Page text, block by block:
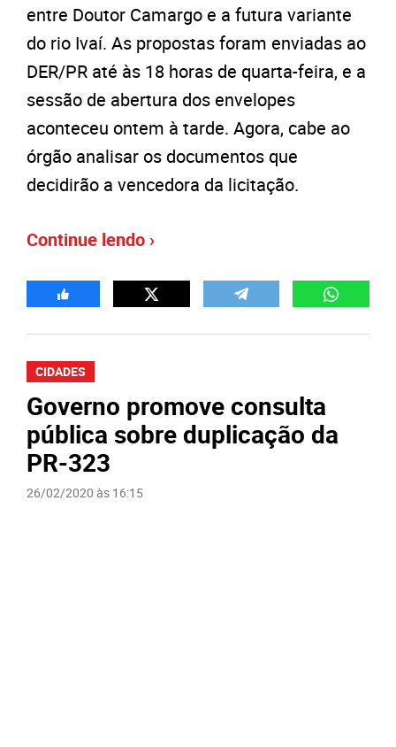
entre Doutor Camargo e a futura variante
do rio Ivaí. As propostas foram enviadas ao
DER/PR até às 18 horas de quarta-feira, e a
sessão de abertura dos envelopes
aconteceu ontem à tarde. Agora, cabe ao
órgão analisar os documentos que
decidirão a vencedora da licitação.
Continue lendo ›
CIDADES
Governo promove consulta
pública sobre duplicação da
PR-323
26/02/2020 às 16:15